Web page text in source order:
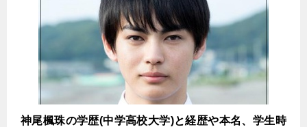
神尾楓珠の学歴(中学高校大学)と経歴や本名、学生時